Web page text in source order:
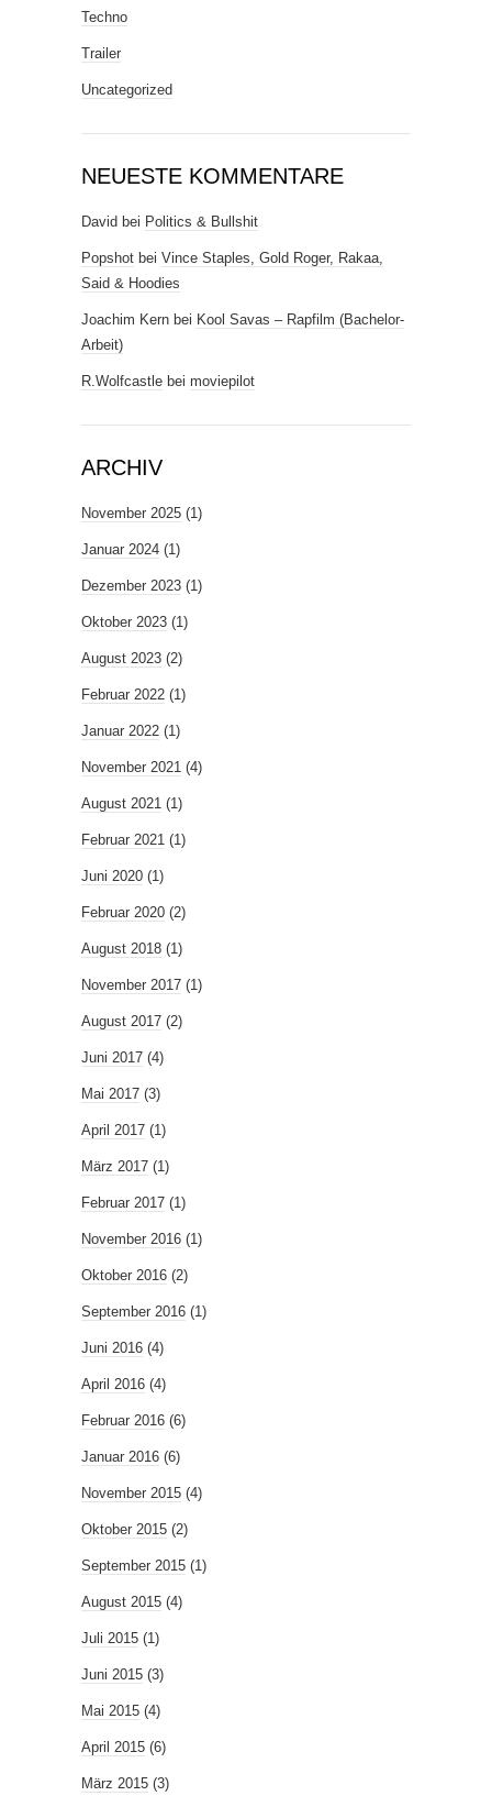
Techno
Trailer
Uncategorized
NEUESTE KOMMENTARE
David bei Politics & Bullshit
Popshot bei Vince Staples, Gold Roger, Rakaa,
Said & Hoodies
Joachim Kern bei Kool Savas – Rapfilm (Bachelor-
Arbeit)
R.Wolfcastle bei moviepilot
ARCHIV
November 2025 (1)
Januar 2024 (1)
Dezember 2023 (1)
Oktober 2023 (1)
August 2023 (2)
Februar 2022 (1)
Januar 2022 (1)
November 2021 (4)
August 2021 (1)
Februar 2021 (1)
Juni 2020 (1)
Februar 2020 (2)
August 2018 (1)
November 2017 (1)
August 2017 (2)
Juni 2017 (4)
Mai 2017 (3)
April 2017 (1)
März 2017 (1)
Februar 2017 (1)
November 2016 (1)
Oktober 2016 (2)
September 2016 (1)
Juni 2016 (4)
April 2016 (4)
Februar 2016 (6)
Januar 2016 (6)
November 2015 (4)
Oktober 2015 (2)
September 2015 (1)
August 2015 (4)
Juli 2015 (1)
Juni 2015 (3)
Mai 2015 (4)
April 2015 (6)
März 2015 (3)